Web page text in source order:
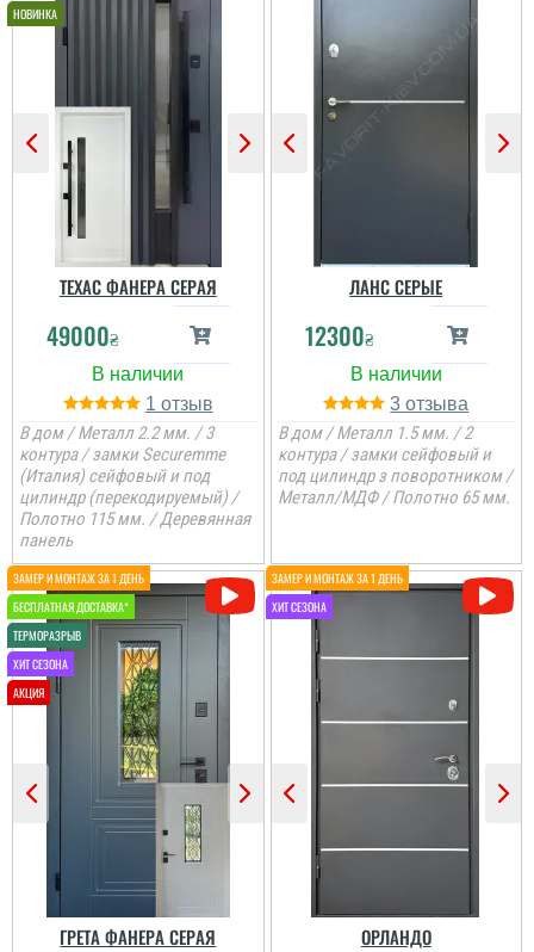
По рекомендації сусідів і
ми замовили. теж
задоволеними.
читати всі відгуки
Устанавливали дверь в
подъезде после пожара.
Все отлично! от замеров
до установки, 2 дня. Все
понравилось. Качество
дверей отличное. Свою
Іван
До самих дверей, а
також швидкості і якості
нема. Але замірник так
розповів про заміну
дверей, що ми з
ТЕХАС ФАНЕРА СЕРАЯ
49000₴
1
В дом / Металл 2.2 мм. / 3
контура / замки Securemme
(Италия) сейфовый и под
цилиндр (перекодируемый) /
Полотно 115 мм. / Деревянная
панель
ЛАНС СЕРЫЕ
12300₴
3
В дом / Металл 1.5 мм. / 2
контура / замки сейфовый и
под цилиндр з поворотником /
Металл/МДФ / Полотно 65 мм.
ГРЕТА ФАНЕРА СЕРАЯ ОРЛАНДО